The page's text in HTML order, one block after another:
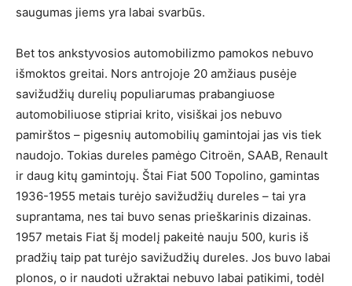
saugumas jiems yra labai svarbūs.
Bet tos ankstyvosios automobilizmo pamokos nebuvo
išmoktos greitai. Nors antrojoje 20 amžiaus pusėje
savižudžių durelių populiarumas prabangiuose
automobiliuose stipriai krito, visiškai jos nebuvo
pamirštos – pigesnių automobilių gamintojai jas vis tiek
naudojo. Tokias dureles pamėgo Citroën, SAAB, Renault
ir daug kitų gamintojų. Štai Fiat 500 Topolino, gamintas
1936-1955 metais turėjo savižudžių dureles – tai yra
suprantama, nes tai buvo senas prieškarinis dizainas.
1957 metais Fiat šį modelį pakeitė nauju 500, kuris iš
pradžių taip pat turėjo savižudžių dureles. Jos buvo labai
plonos, o ir naudoti užraktai nebuvo labai patikimi, todėl